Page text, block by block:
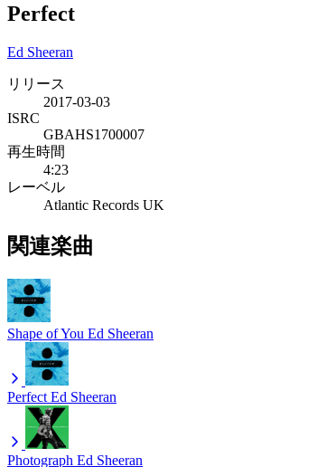
Perfect
Ed Sheeran
リリース
2017-03-03
ISRC
GBAHS1700007
再生時間
4:23
レーベル
Atlantic Records UK
関連楽曲
Shape of You Ed Sheeran
Perfect Ed Sheeran
Photograph Ed Sheeran